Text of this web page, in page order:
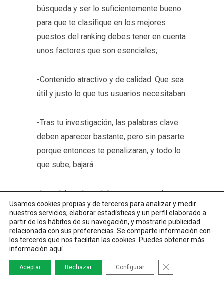
búsqueda y ser lo suficientemente bueno
para que te clasifique en los mejores
puestos del ranking debes tener en cuenta
unos factores que son esenciales;
-Contenido atractivo y de calidad. Que sea
útil y justo lo que tus usuarios necesitaban.
-Tras tu investigación, las palabras clave
deben aparecer bastante, pero sin pasarte
porque entonces te penalizaran, y todo lo
que sube, bajará.
-La palabra clave debe aparecer en la
etiqueta del título. Más adelante
hablaremos del maravillo mundo de los
títulos y titulares.
-La velocidad de carga es muy importante.
Usamos cookies propias y de terceros para analizar y medir
nuestros servicios; elaborar estadísticas y un perfil elaborado a
partir de los hábitos de su navegación, y mostrarle publicidad
relacionada con sus preferencias. Se comparte información con
los terceros que nos facilitan las cookies. Puedes obtener más
información aquí.
Aceptar Rechazar Configurar CERRAR EL